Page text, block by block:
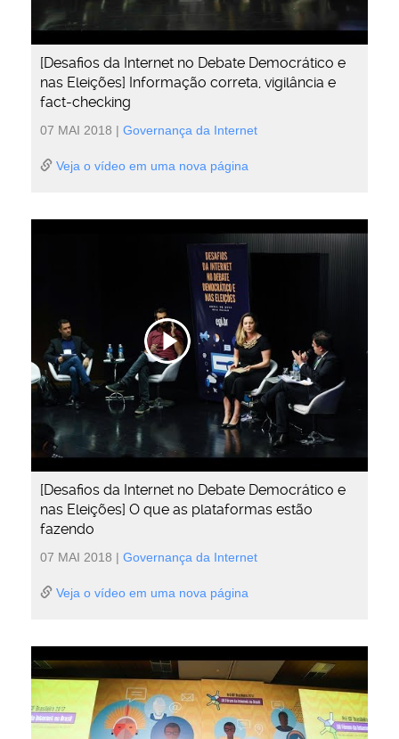
[Desafios da Internet no Debate Democrático e
nas Eleições] Informação correta, vigilância e
fact-checking
07 MAI 2018 | Governança da Internet
Veja o vídeo em uma nova página
[Desafios da Internet no Debate Democrático e
nas Eleições] O que as plataformas estão
fazendo
07 MAI 2018 | Governança da Internet
Veja o vídeo em uma nova página